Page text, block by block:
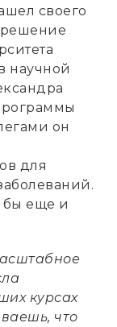
своего
решение
научной
он
для
бы еще и
курсах
что